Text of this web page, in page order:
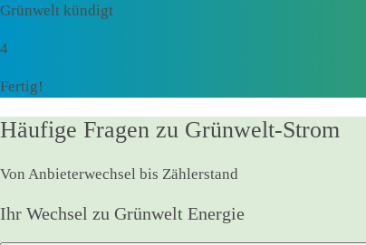
Grünwelt kündigt
4
Fertig!
Häufige Fragen zu Grünwelt-Strom
Von Anbieterwechsel bis Zählerstand
Ihr Wechsel zu Grünwelt Energie